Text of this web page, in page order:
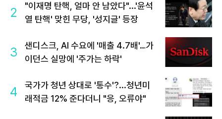
2
"이재명 탄핵, 얼마 안 남았다"...'윤석
열 탄핵' 맞힌 무당, '성지글' 등장
3
샌디스크, AI 수요에 '매출 4.7배'…가
이던스 실망에 '주가는 하락'
4
국가가 청년 상대로 '통수'?...청년미
래적금 12% 준다더니 "응, 오류야"